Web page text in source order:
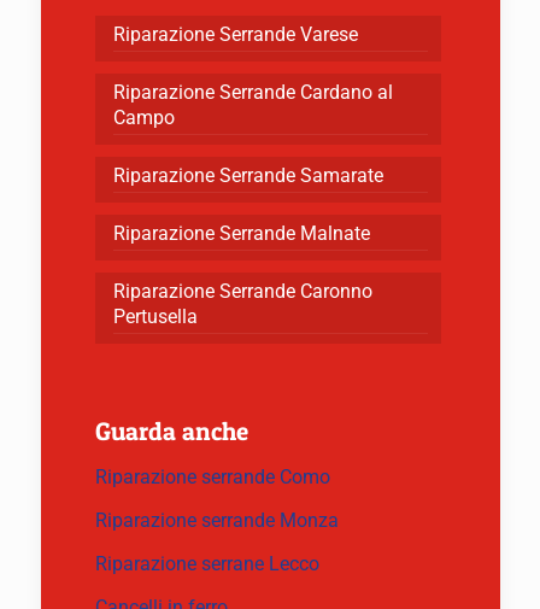
Riparazione Serrande Varese
Riparazione Serrande Cardano al
Campo
Riparazione Serrande Samarate
Riparazione Serrande Malnate
Riparazione Serrande Caronno
Pertusella
Guarda anche
Riparazione serrande Como
Riparazione serrande Monza
Riparazione serrane Lecco